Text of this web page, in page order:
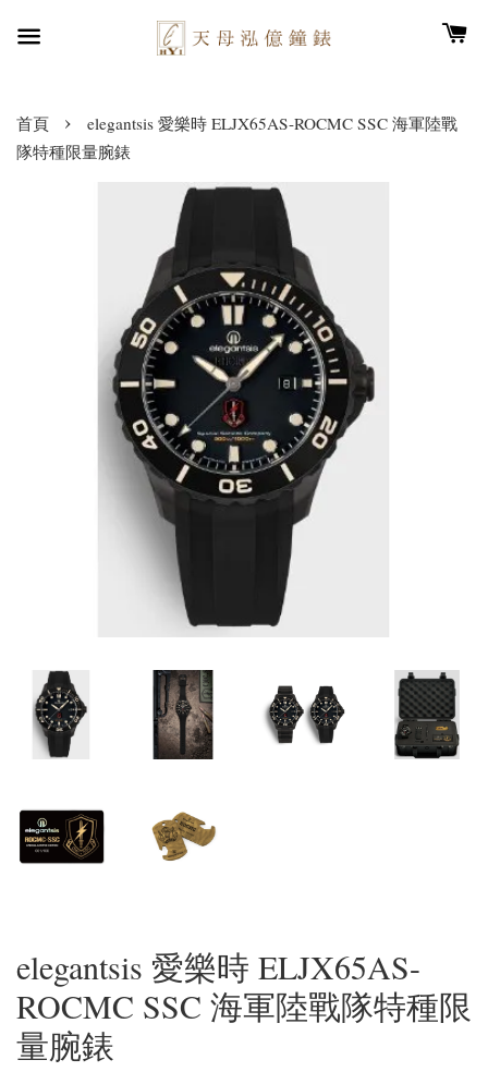
首頁 ›
elegantsis 愛樂時 ELJX65AS-ROCMC SSC 海軍陸戰
隊特種限量腕錶
elegantsis 愛樂時 ELJX65AS-
ROCMC SSC 海軍陸戰隊特種限
量腕錶